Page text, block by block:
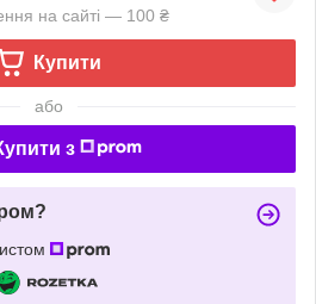
на сайті — 100 ₴
Купити
або
з